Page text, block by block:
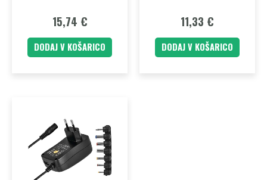
15,74 €
DODAJ V KOŠARICO
11,33 €
DODAJ V KOŠARICO